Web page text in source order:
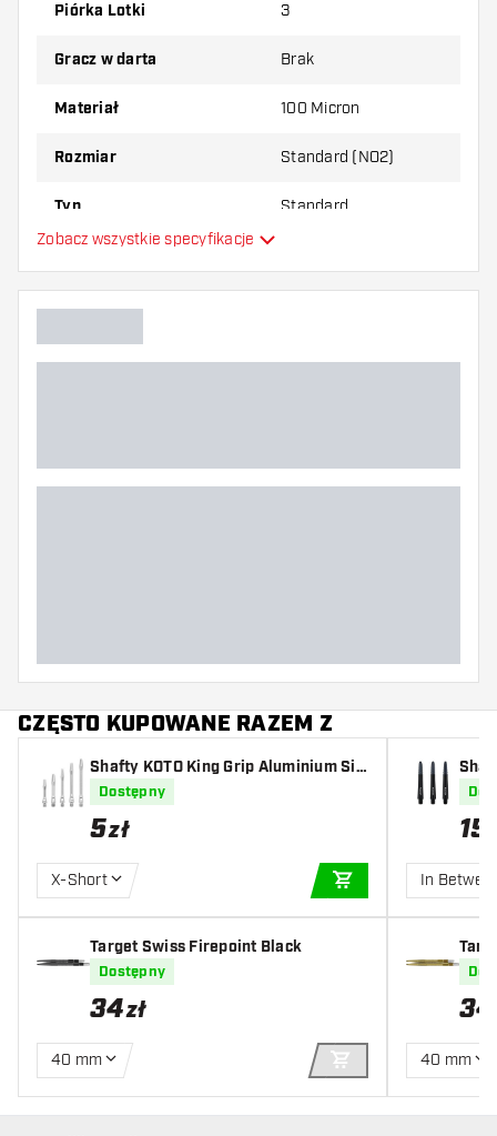
złamane w wyniku użytkowania.
piórek, aby dowiedzieć się, który wariant
Piórka Lotki 3
Gracz w darta Brak
Materiał 100 Micron
Rozmiar Standard (NO2)
Typ Standard
Główny kolor
Zobacz wszystkie specyfikacje
CZĘSTO KUPOWANE RAZEM Z
Shafty KOTO King Grip Aluminium Sil
ver
Dostępny
5zł
X-Short
DODAJ DO
Target Swiss Firepoint Black
Dostępny
34zł
40 mm
DODAJ DO
15
In
34
40 mm